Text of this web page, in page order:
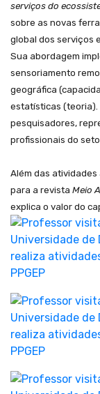
serviços do
sobre as novas
global dos serviços
Sua abordagem
sensoriamento
geográfica
estatísticas (teoria).
pesquisadores,
profissionais do
Além das
para a revista Meio
explica o valor do